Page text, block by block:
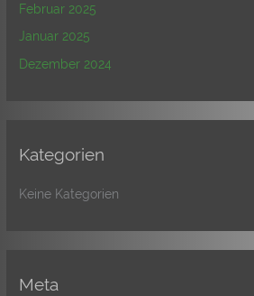
Februar 2025
Januar 2025
Dezember 2024
Kategorien
Keine Kategorien
Meta